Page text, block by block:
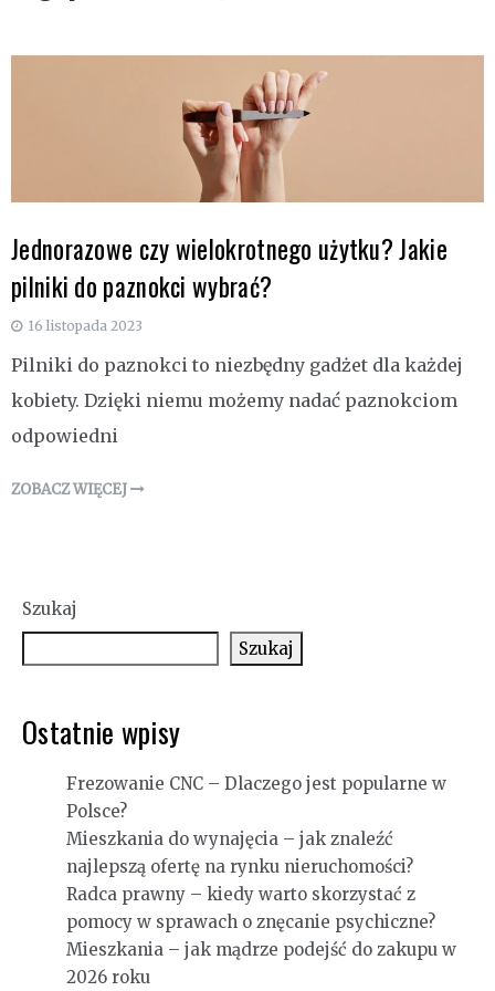
Jednorazowe czy wielokrotnego użytku? Jakie
pilniki do paznokci wybrać?
16 listopada 2023
Pilniki do paznokci to niezbędny gadżet dla każdej
kobiety. Dzięki niemu możemy nadać paznokciom
odpowiedni
ZOBACZ WIĘCEJ
Szukaj
Szukaj
Ostatnie wpisy
Frezowanie CNC – Dlaczego jest popularne w
Polsce?
Mieszkania do wynajęcia – jak znaleźć
najlepszą ofertę na rynku nieruchomości?
Radca prawny – kiedy warto skorzystać z
pomocy w sprawach o znęcanie psychiczne?
Mieszkania – jak mądrze podejść do zakupu w
2026 roku